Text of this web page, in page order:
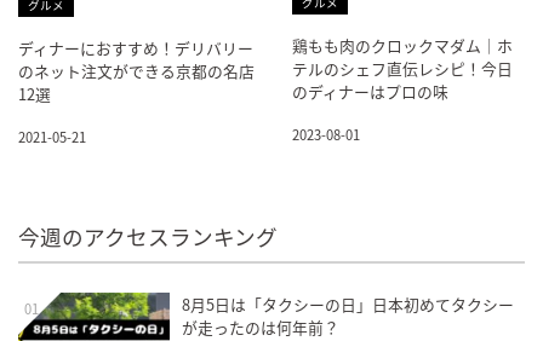
グルメ
ディナーにおすすめ！デリバリー
のネット注文ができる京都の名店
12選
2021-05-21
鶏もも肉のクロックマダム｜ホ
テルのシェフ直伝レシピ！今日
のディナーはプロの味
2023-08-01
今週のアクセスランキング
01
8月5日は「タクシーの日」日本初めてタクシー
が走ったのは何年前？